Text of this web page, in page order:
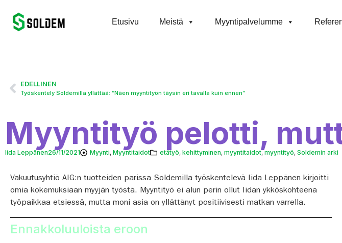
Etusivu Meistä Myyntipalvelumme
EDELLINEN
Työskentely Soldemilla yllättää: ”Näen myyntityön täysin eri tavalla kuin ennen”
Myyntityö pelotti,
Iida Leppänen26/11/2021 Myynti, Myyntitaidot etätyö, kehittyminen, myyntitaidot,myyntityö, Soldemin arki
Vakuutusyhtiö AIG:n tuotteiden parissa Soldemilla työskentelevä Iida Leppänen kirjoitti
omia kokemuksiaan myyjän työstä. Myyntityö ei alun perin ollut Iidan ykköskohteena
työpaikkaa etsiessä, mutta moni asia on yllättänyt positiivisesti matkan varrella.
Ennakkoluuloista eroon